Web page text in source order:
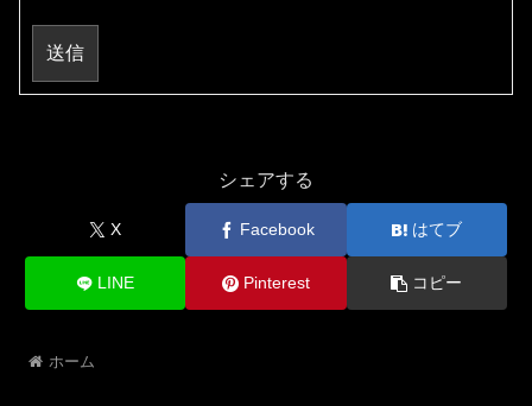
送信
シェアする
X Facebook はてブ
LINE Pinterest コピー
ホーム